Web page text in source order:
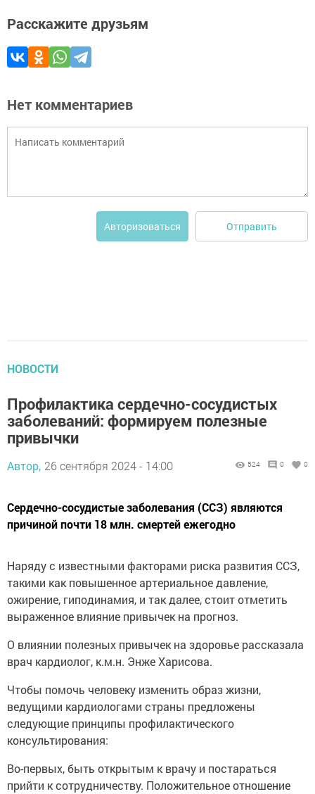
Расскажите друзьям
Нет комментариев
Авторизоваться Отправить
НОВОСТИ
Профилактика сердечно-сосудистых
заболеваний: формируем полезные
привычки
Автор, 26 сентября 2024 - 14:00 524 0 0
Сердечно-сосудистые заболевания (ССЗ) являются
причиной почти 18 млн. смертей ежегодно
Наряду с известными факторами риска развития ССЗ,
такими как повышенное артериальное давление,
ожирение, гиподинамия, и так далее, стоит отметить
выраженное влияние привычек на прогноз.
О влиянии полезных привычек на здоровье рассказала
врач кардиолог, к.м.н. Энже Харисова.
Чтобы помочь человеку изменить образ жизни,
ведущими кардиологами страны предложены
следующие принципы профилактического
консультирования:
Во-первых, быть открытым к врачу и постараться
прийти к сотрудничеству. Положительное отношение